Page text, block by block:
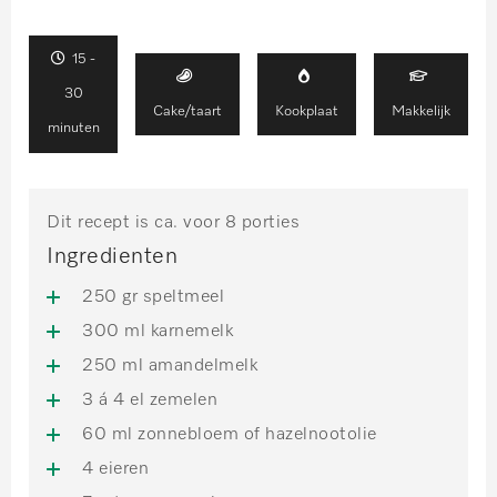
15 -
30
minuten
Cake/taart Kookplaat Makkelijk
Dit recept is ca. voor 8 porties
Ingredienten
250 gr speltmeel
300 ml karnemelk
250 ml amandelmelk
3 á 4 el zemelen
60 ml zonnebloem of hazelnootolie
4 eieren